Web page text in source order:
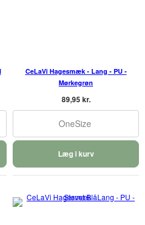
CeLaVi Hagesmæk - Lang - PU -
Mørkegrøn
89,95 kr.
OneSize
Læg i kurv